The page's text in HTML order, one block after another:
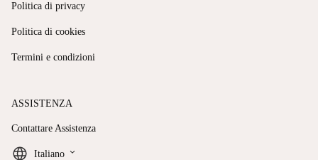
Politica di privacy
Politica di cookies
Termini e condizioni
ASSISTENZA
Contattare Assistenza
Italiano keyboard_arrow_down